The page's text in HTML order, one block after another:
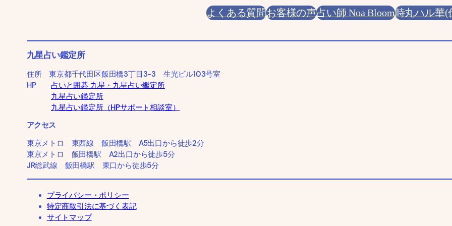
よくある質問お客様の声占い師 Noa Bloom時丸ハル華(
九星占い鑑定所
住所 東京都千代田区飯田橋3丁目3-3 生光ビル103号室
HP 占いと囲碁 九星・九星占い鑑定所
九星占い鑑定所
九星占い鑑定所（HPサポート相談室）
アクセス
東京メトロ 東西線 飯田橋駅 A5出口から徒歩2分
東京メトロ 飯田橋駅 A2出口から徒歩5分
JR総武線 飯田橋駅 東口から徒歩5分
プライバシー・ポリシー
特定商取引法に基づく表記
サイトマップ